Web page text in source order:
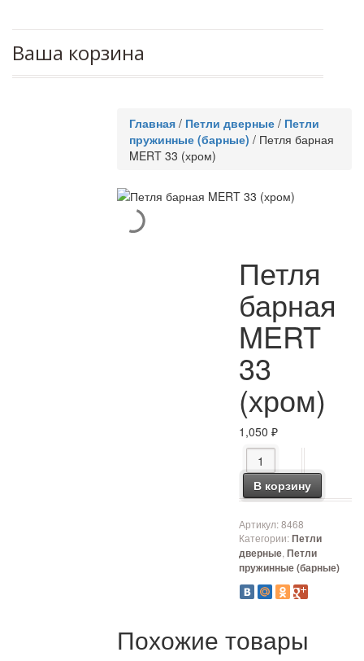
Ваша корзина
Главная / Петли дверные / Петли
пружинные (барные) / Петля барная
MERT 33 (хром)
Петля
барная
MERT
33
(хром)
1,050₽
Количество товара
В корзину
Артикул:8468
Категории:Петли
дверные,Петли
пружинные (барные)
Похожие товары